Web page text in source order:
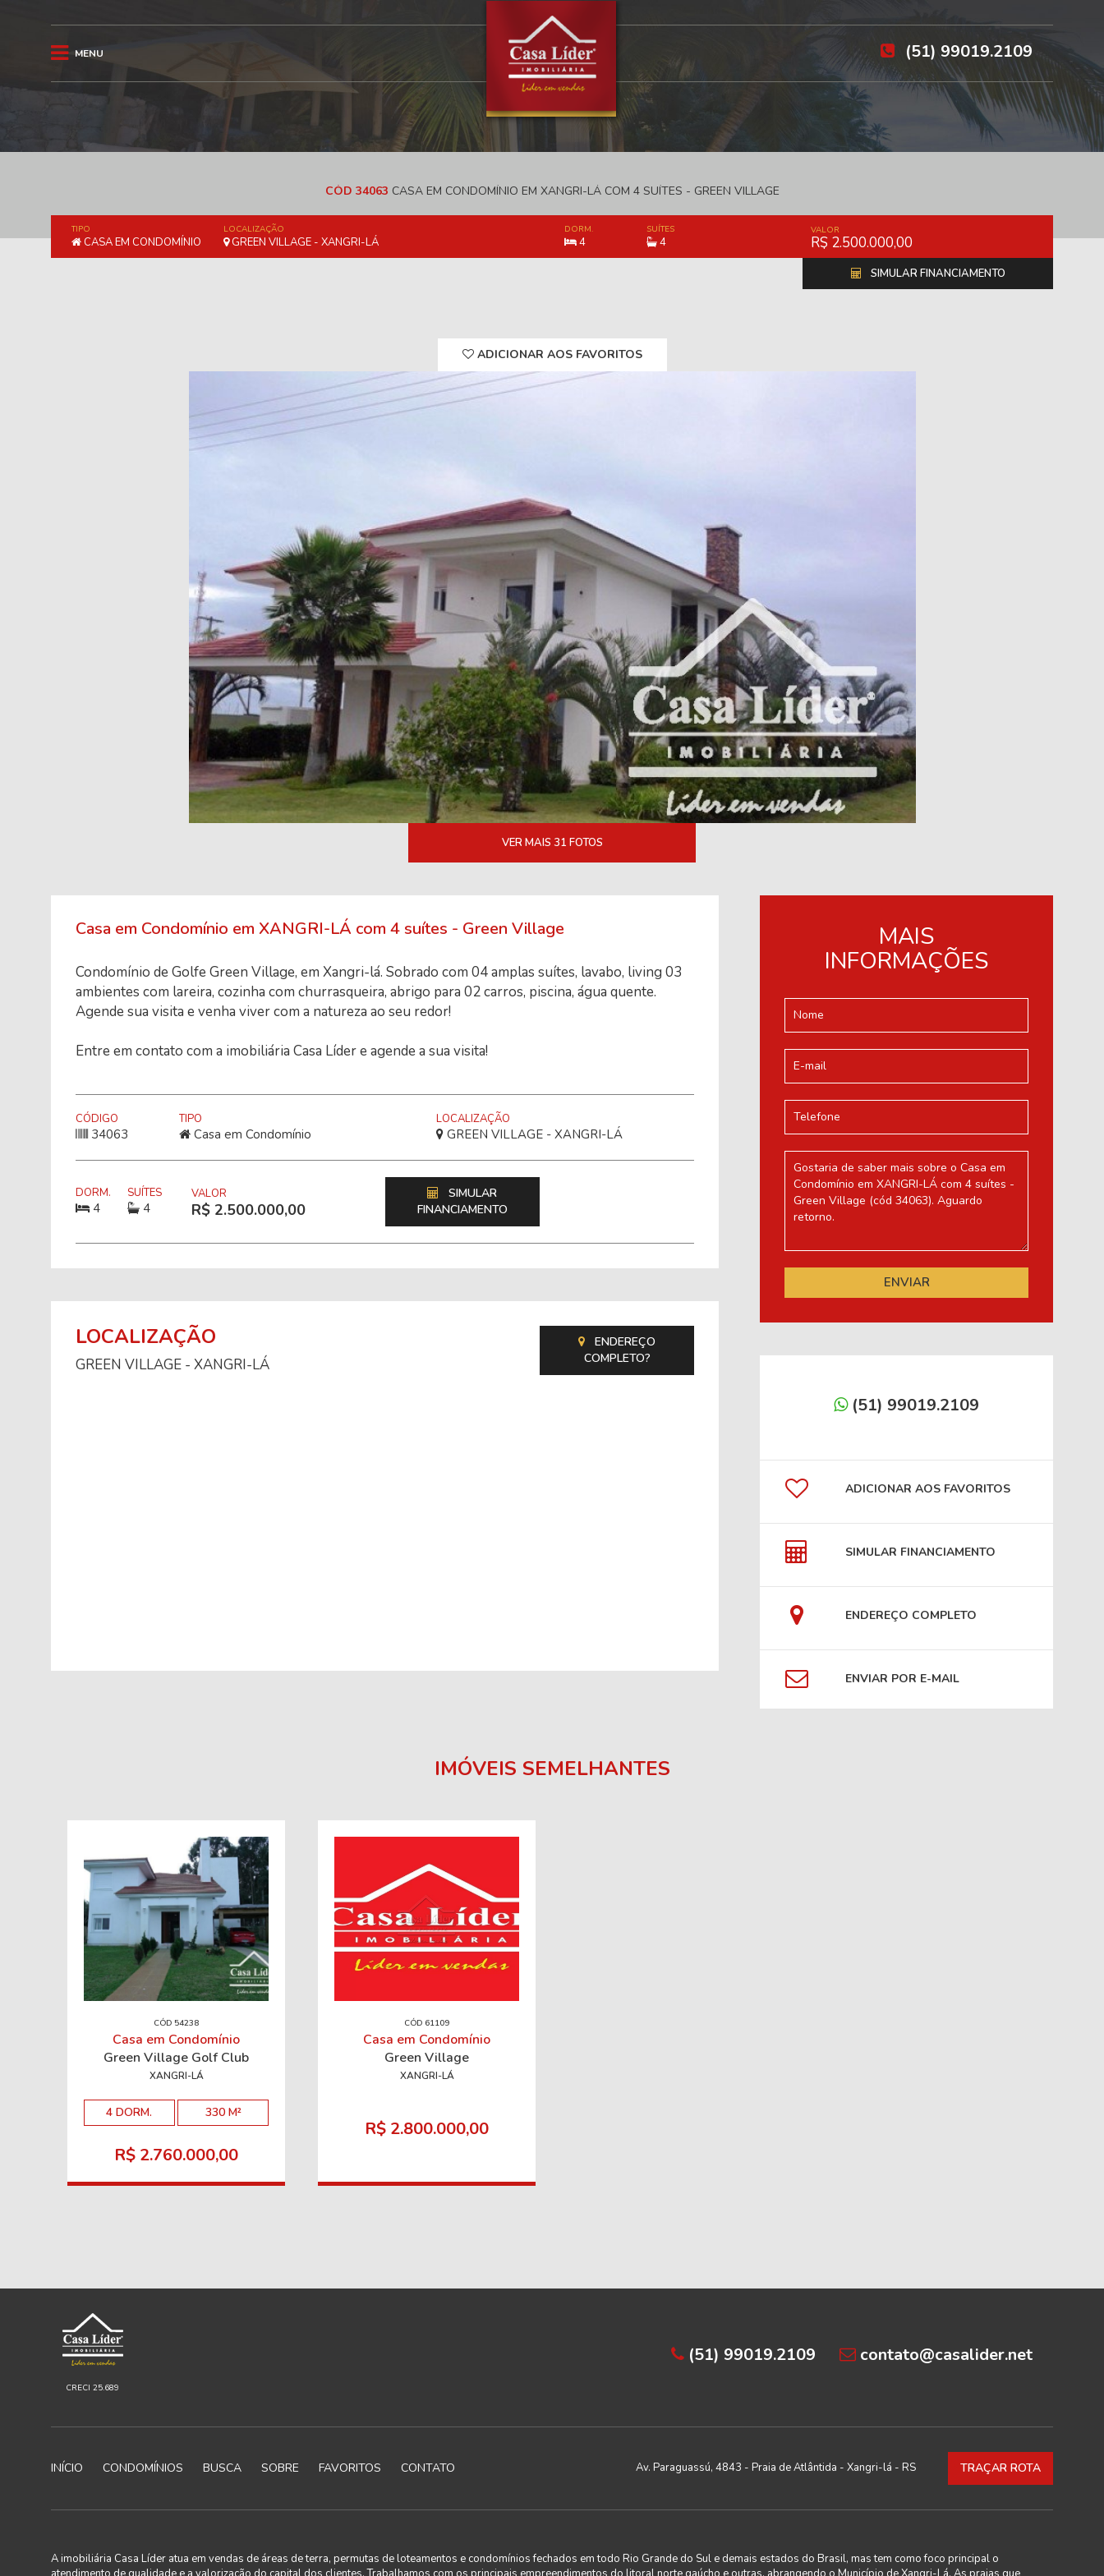
MENU (51) 99019.2109
CÓD 34063 CASA EM CONDOMÍNIO EM XANGRI-LÁ COM 4 SUÍTES - GREEN VILLAGE
TIPO
CASA EM CONDOMÍNIO
LOCALIZAÇÃO
GREEN VILLAGE - XANGRI-LÁ
DORM.
4
SUÍTES
4
VALOR
R$ 2.500.000,00
SIMULAR FINANCIAMENTO
ADICIONAR AOS FAVORITOS
VER MAIS 31 FOTOS
Casa em Condomínio em XANGRI-LÁ com 4 suítes - Green Village
Condomínio de Golfe Green Village, em Xangri-lá. Sobrado com 04 amplas suítes, lavabo, living 03
ambientes com lareira, cozinha com churrasqueira, abrigo para 02 carros, piscina, água quente.
Agende sua visita e venha viver com a natureza ao seu redor!
Entre em contato com a imobiliária Casa Líder e agende a sua visita!
CÓDIGO
34063
TIPO
Casa em Condomínio
LOCALIZAÇÃO
GREEN VILLAGE - XANGRI-LÁ
DORM.
4
SUÍTES
4
VALOR
R$ 2.500.000,00
SIMULAR
FINANCIAMENTO
LOCALIZAÇÃO
GREEN VILLAGE - XANGRI-LÁ
ENDEREÇO
COMPLETO?
MAIS
INFORMAÇÕES
(51) 99019.2109
ADICIONAR AOS FAVORITOS
SIMULAR FINANCIAMENTO
ENDEREÇO COMPLETO
ENVIAR POR E-MAIL
IMÓVEIS SEMELHANTES
CÓD 54238
Casa em Condomínio
Green Village Golf Club
XANGRI-LÁ
4 DORM. 330 M²
R$ 2.760.000,00
CÓD 61109
Casa em Condomínio
Green Village
XANGRI-LÁ
R$ 2.800.000,00
CRECI 25.689
(51) 99019.2109 contato@casalider.net
INÍCIO CONDOMÍNIOS BUSCA SOBRE FAVORITOS CONTATO Av. Paraguassú, 4843 - Praia de Atlântida - Xangri-lá - RS TRAÇAR ROTA
A imobiliária Casa Líder atua em vendas de áreas de terra, permutas de loteamentos e condomínios fechados em todo Rio Grande do Sul e demais estados do Brasil, mas tem como foco principal o